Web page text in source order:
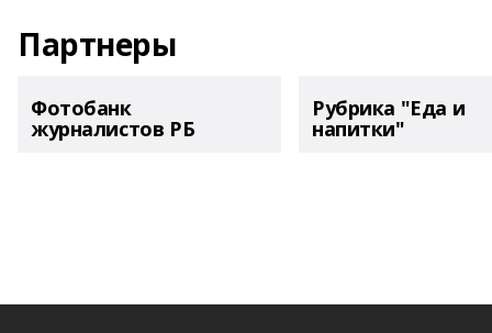
Партнеры
Фотобанк
журналистов РБ
Рубрика "Еда и
напитки"